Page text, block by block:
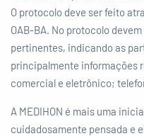
O protocolo deve ser feito
OAB-BA. No protocolo
pertinentes, indicando as
principalmente informações
comercial e eletrônico;
A MEDIHON é mais uma
cuidadosamente pensada e